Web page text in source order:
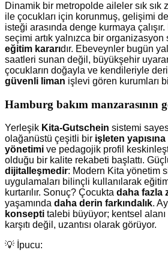
Dinamik bir metropolde aileler sık sık
ile çocukları için korunmuş, gelişimi
isteği arasında denge kurmaya
seçimi artık yalnızca bir organizasyon
eğitim kararıdır. Ebeveynler bugün
saatleri sunan değil, büyükşehir
çocukların doğayla ve kendileriyle
güvenli liman işlevi gören kurumları
Hamburg bakım manzarasının
Yerleşik Kita-Gutschein sistemi
olağanüstü çeşitli bir işleten yapısına
yönetimi ve pedagojik profil
olduğu bir kalite rekabeti başlattı.
dijitalleşmedir: Modern Kita yönetim
uygulamaları bilinçli kullanılarak
kurtarılır. Sonuç? Çocukta daha fazla
yaşamında daha derin farkındalık.
konsepti talebi büyüyor; kentsel alanı
karşıtı değil, uzantısı olarak görüyor.
💡 İpucu: